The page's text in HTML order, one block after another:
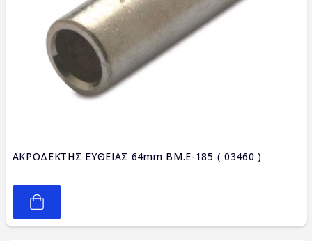
ΑΚΡΟΔΕΚΤΗΣ ΕΥΘΕΙΑΣ 64mm BM.E-185 ( 03460 )